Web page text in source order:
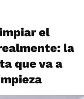
el
la
que va a